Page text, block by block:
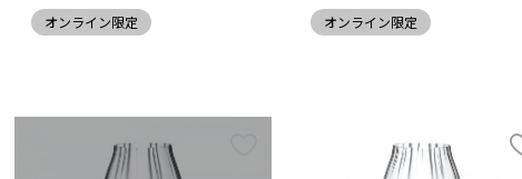
オンライン限定 オンライン限定